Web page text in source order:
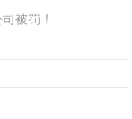
被罚！